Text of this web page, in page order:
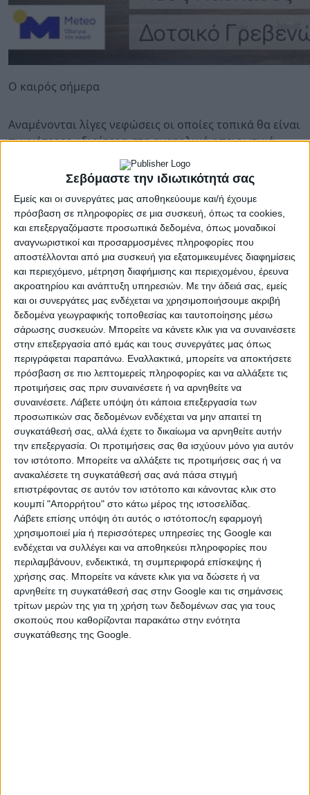
Σεβόμαστε την ιδιωτικότητά σας
Εμείς και οι συνεργάτες μας αποθηκεύουμε και/ή έχουμε
πρόσβαση σε πληροφορίες σε μια συσκευή, όπως τα cookies,
και επεξεργαζόμαστε προσωπικά δεδομένα, όπως μοναδικοί
αναγνωριστικοί και προσαρμοσμένες πληροφορίες που
αποστέλλονται από μια συσκευή για εξατομικευμένες διαφημίσεις
και περιεχόμενο, μέτρηση διαφήμισης και περιεχομένου, έρευνα
ακροατηρίου και ανάπτυξη υπηρεσιών. Με την άδειά σας, εμείς
και οι συνεργάτες μας ενδέχεται να χρησιμοποιήσουμε ακριβή
δεδομένα γεωγραφικής τοποθεσίας και ταυτοποίησης μέσω
σάρωσης συσκευών. Μπορείτε να κάνετε κλικ για να συναινέσετε
στην επεξεργασία από εμάς και τους συνεργάτες μας όπως
περιγράφεται παραπάνω. Εναλλακτικά, μπορείτε να αποκτήσετε
πρόσβαση σε πιο λεπτομερείς πληροφορίες και να αλλάξετε τις
προτιμήσεις σας πριν συναινέσετε ή να αρνηθείτε να
συναινέσετε. Λάβετε υπόψη ότι κάποια επεξεργασία των
προσωπικών σας δεδομένων ενδέχεται να μην απαιτεί τη
συγκατάθεσή σας, αλλά έχετε το δικαίωμα να αρνηθείτε αυτήν
την επεξεργασία. Οι προτιμήσεις σας θα ισχύουν μόνο για αυτόν
τον ιστότοπο. Μπορείτε να αλλάξετε τις προτιμήσεις σας ή να
ανακαλέσετε τη συγκατάθεσή σας ανά πάσα στιγμή
επιστρέφοντας σε αυτόν τον ιστότοπο και κάνοντας κλικ στο
κουμπί "Απορρήτου" στο κάτω μέρος της ιστοσελίδας.
Λάβετε επίσης υπόψη ότι αυτός ο ιστότοπος/η εφαρμογή
χρησιμοποιεί μία ή περισσότερες υπηρεσίες της Google και
ενδέχεται να συλλέγει και να αποθηκεύει πληροφορίες που
περιλαμβάνουν, ενδεικτικά, τη συμπεριφορά επίσκεψης ή
χρήσης σας. Μπορείτε να κάνετε κλικ για να δώσετε ή να
αρνηθείτε τη συγκατάθεσή σας στην Google και τις σημάνσεις
τρίτων μερών της για τη χρήση των δεδομένων σας για τους
σκοπούς που καθορίζονται παρακάτω στην ενότητα
συγκατάθεσης της Google.
Ο καιρός σήμερα
Αναμένονται λίγες νεφώσεις οι οποίες τοπικά θα είναι
πυκνότερες, ιδιαίτερα στα ανατολικά ηπειρωτικά,
στην Εύβοια και στην Κρήτη όπου θα εκδηλωθούν
λίγες ασθενείς βροχές ή χιονόνερο στα πεδινά και
περισσότερα θα είναι τα φαινόμενα στην Κρήτη. Τη
νύχτα και νωρίς το πρωί στα ηπειρωτικά θα
εκδηλωθεί παγετός, ενώ στα κεντρικά και βόρεια η
ορατότητα θα είναι περιορισμένη και θα
σχηματιστούν ομίχλες .Ηθερμοκρασίαθα κυμανθεί
στη Δυτική Μακεδονία από -8 έως 4 βαθμούς, στην
υπόλοιπη βόρεια Ελλάδα από -4 έως 8, στην Ήπειρο
από -2 έως 11-12 βαθμούς, στα δυτικά και νότια
ηπειρωτικά από 1 έως 12-13 βαθμούς, στη Θεσσαλία
και στη Βόρεια Στερεά από -3 έως 8-9, στα υπόλοιπα
ανατολικά ηπειρωτικά από 1 έως 10 βαθμούς, στα
Επτάνησα από 5 έως 13, στα νησιά του Βόρειου
Αιγαίου από 2 έως 7-8 και στα υπόλοιπα νησιωτικά
τμήματα του Αιγαίου και στην Κρήτη από 5 έως 10-12
βαθμούς.Στο Βόρειο Αιγαίο θα πνέουν
βορειοανατολικοίάνεμοιμε εντάσεις 5-6 μποφόρ και
στο υπόλοιπο Αιγαίο βόρειοι άνεμοι με ίδιες εντάσεις
και ενδεχομένως τοπικά στα νοτιότερα πελάγη 7
μποφόρ. Στο Ιόνιο θα πνέουν άνεμοι ανατολικών
διευθύνσεων με εντάσεις 3-5
μποφόρ.ΣτηνΑττικήπεριμένουμε λίγες νεφώσεις,
κατά περιόδους αυξημένες κυρίως στα βόρεια και
ανατολικά με πιθανότητα για λίγες ασθενείς βροχές
και για λίγα χιόνια στην Πάρνηθα. Οι άνεμοι θα
πνέουν βόρειοι βορειοανατολικοί με εντάσεις 4-5
μποφόρ και τοπικά στα ανατολικά 6 μποφόρ. Η
θερμοκρασία θα κυμανθεί από 5 έως 8-9